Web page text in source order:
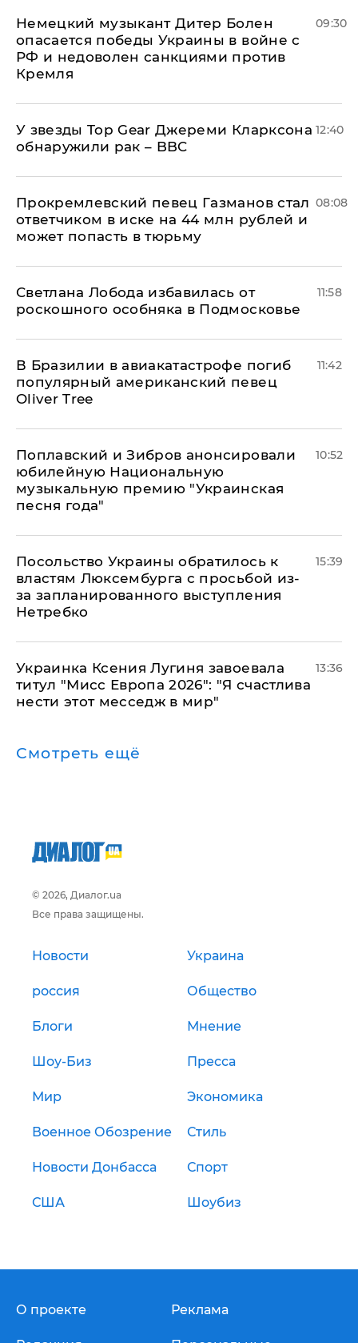
Немецкий музыкант Дитер Болен
опасается победы Украины в войне с
РФ и недоволен санкциями против
Кремля
09:30
У звезды Top Gear Джереми Кларксона
обнаружили рак – BBC
12:40
Прокремлевский певец Газманов стал
ответчиком в иске на 44 млн рублей и
может попасть в тюрьму
08:08
Светлана Лобода избавилась от
роскошного особняка в Подмосковье
11:58
В Бразилии в авиакатастрофе погиб
популярный американский певец
Oliver Tree
11:42
Поплавский и Зибров анонсировали
юбилейную Национальную
музыкальную премию "Украинская
песня года"
10:52
Посольство Украины обратилось к
властям Люксембурга с просьбой из-
за запланированного выступления
Нетребко
15:39
Украинка Ксения Лугиня завоевала
титул "Мисс Европа 2026": "Я счастлива
нести этот месседж в мир"
13:36
Смотреть ещё
© 2026, Диалог.ua
Все права защищены.
Новости Украина
россия Общество
Блоги Мнение
Шоу-Биз Пресса
Мир Экономика
Военное Обозрение Стиль
Новости Донбасса Спорт
США Шоубиз
О проекте Реклама